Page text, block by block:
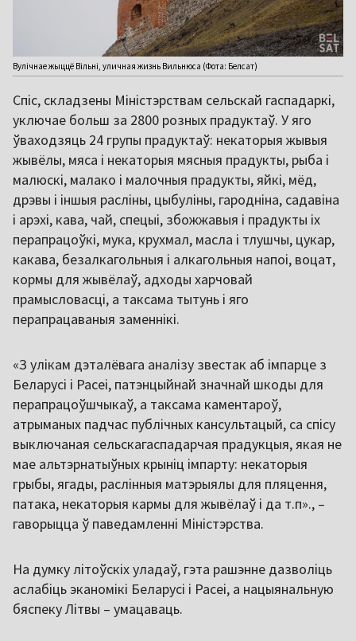
Вулічнае жыццё Вільні, уличная жизнь Вильнюса (Фота: Белсат)
Спіс, складзены Міністэрствам сельскай гаспадаркі,
уключае больш за 2800 розных прадуктаў. У яго
ўваходзяць 24 групы прадуктаў: некаторыя жывыя
жывёлы, мяса і некаторыя мясныя прадукты, рыба і
малюскі, малако і малочныя прадукты, яйкі, мёд,
дрэвы і іншыя расліны, цыбуліны, гародніна, садавіна
і арэхі, кава, чай, спецыі, збожжавыя і прадукты іх
перапрацоўкі, мука, крухмал, масла і тлушчы, цукар,
какава, безалкагольныя і алкагольныя напоі, воцат,
кормы для жывёлаў, адходы харчовай
прамысловасці, а таксама тытунь і яго
перапрацаваныя заменнікі.
«З улікам дэталёвага аналізу звестак аб імпарце з
Беларусі і Расеі, патэнцыйнай значнай шкоды для
перапрацоўшчыкаў, а таксама каментароў,
атрыманых падчас публічных кансультацый, са спісу
выключаная сельскагаспадарчая прадукцыя, якая не
мае альтэрнатыўных крыніц імпарту: некаторыя
грыбы, ягады, раслінныя матэрыялы для пляцення,
патака, некаторыя кармы для жывёлаў і да т.п»., –
гаворыцца ў паведамленні Міністэрства.
На думку літоўскіх уладаў, гэта рашэнне дазволіць
аслабіць эканомікі Беларусі і Расеі, а нацыянальную
бяспеку Літвы – умацаваць.